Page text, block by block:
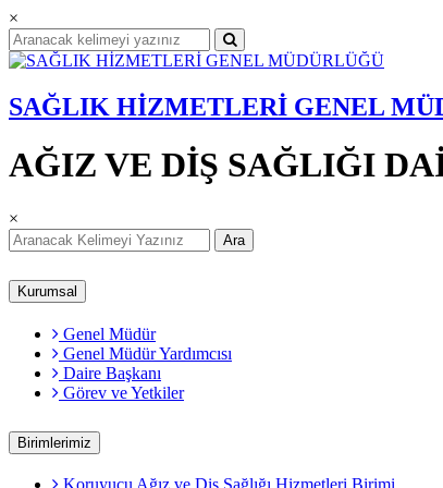
×
SAĞLIK HİZMETLERİ GENEL
AĞIZ VE DİŞ SAĞLIĞI
×
Ara
Kurumsal
Genel Müdür
Genel Müdür Yardımcısı
Daire Başkanı
Görev ve Yetkiler
Birimlerimiz